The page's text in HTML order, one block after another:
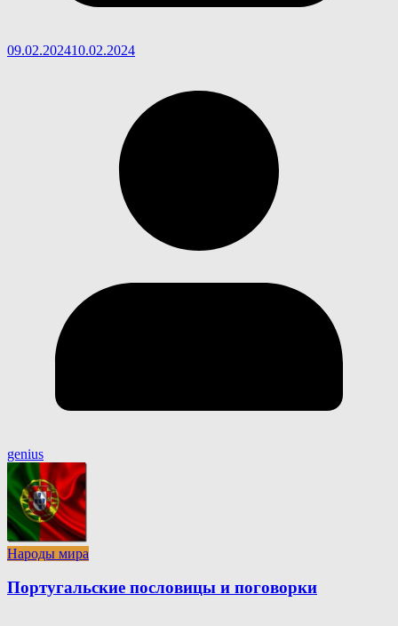
09.02.202410.02.2024
genius
Народы мира
Португальские пословицы и поговорки